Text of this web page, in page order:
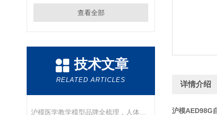
查看全部
技术文章
RELATED ARTICLES
详情介绍
沪模AED98G